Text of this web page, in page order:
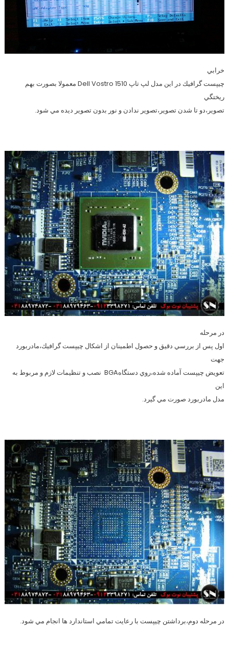
خرابي
چيپست گرافيك در اين مدل لپ تاپ Dell Vostro 1510 معمولا بصورت بهم
ريختگي
تصوير،دو تا شدن تصوير،تصوير ندادن و نور بدون تصوير ديده مي شود.
در مرحله
اول پس از بررسي دقيق و حصول اطمينان از اشكال چيپست گرافيك،مادربورد
جهت
تعويض چيپست آماده شده،روي دستگاهBGA نصب و تنظيمات لازم و مربوط به
اين
مدل مادربورد صورت مي گيرد.
در مرحله دوم،برداشتن چيپست با رعايت تمامي استاندارد ها انجام مي شود.